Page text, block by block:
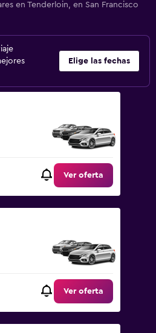
en Tenderloin, en San Francisco
Elige las fechas
Ver oferta
Ver oferta